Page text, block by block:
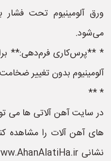
ورق آلومینیوم تحت
می‌شود.
* **پرس‌کاری فرم‌دهی:**
آلومینیوم بدون تغییر
* **
در سایت آهن آلاتی ها می
های آهن آلات را مشاهده